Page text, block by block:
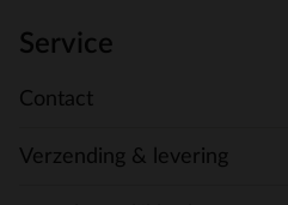
Service
Contact
Verzending & levering